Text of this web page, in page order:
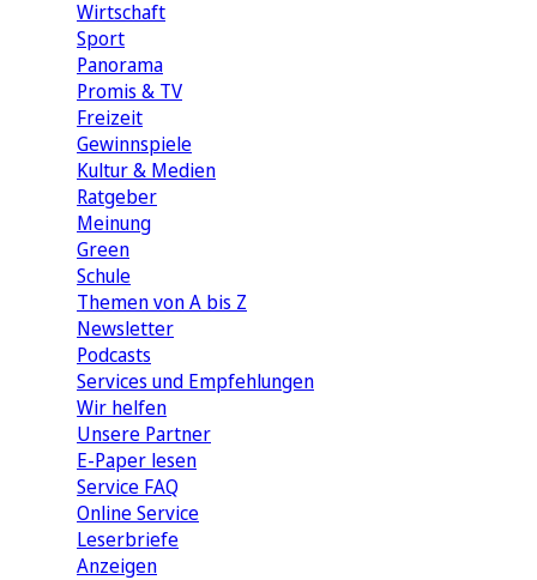
Wirtschaft
Sport
Panorama
Promis & TV
Freizeit
Gewinnspiele
Kultur & Medien
Ratgeber
Meinung
Green
Schule
Themen von A bis Z
Newsletter
Podcasts
Services und Empfehlungen
Wir helfen
Unsere Partner
E-Paper lesen
Service FAQ
Online Service
Leserbriefe
Anzeigen